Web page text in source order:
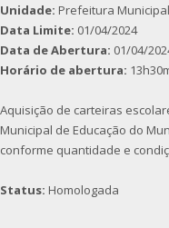
Unidade: Prefeitura
Data Limite: 01/04/2024
Data de Abertura: 01/04/
Horário de abertura:
Aquisição de carteiras
Municipal de Educação do
conforme quantidade e
Status: Homologada